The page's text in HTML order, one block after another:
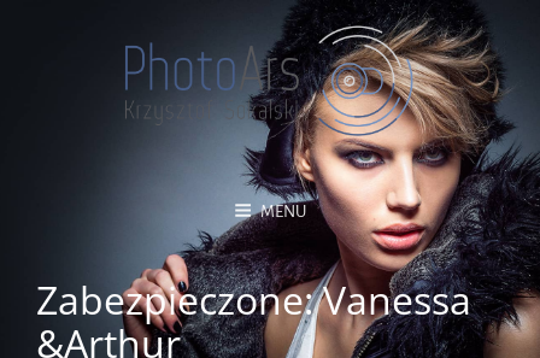
MENU
Zabezpieczone: Vanessa
&Arthur